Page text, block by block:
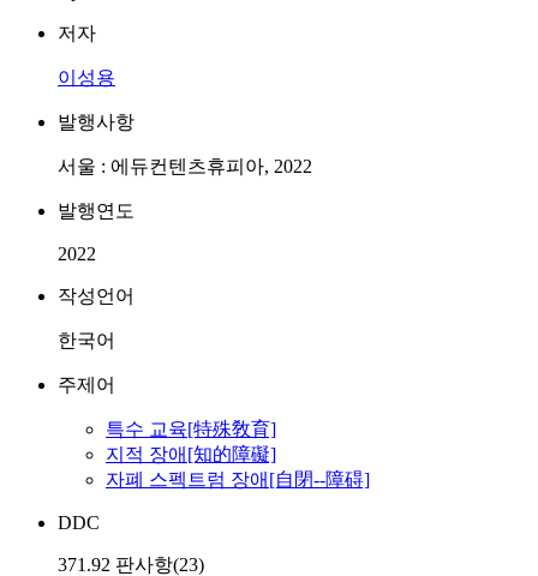
저자
이성용
발행사항
서울 : 에듀컨텐츠휴피아, 2022
발행연도
2022
작성언어
한국어
주제어
특수 교육[特殊敎育]
지적 장애[知的障礙]
자폐 스펙트럼 장애[自閉--障碍]
DDC
371.92 판사항(23)